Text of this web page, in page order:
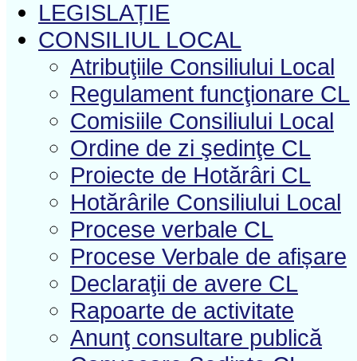
LEGISLAȚIE
CONSILIUL LOCAL
Atribuţiile Consiliului Local
Regulament funcţionare CL
Comisiile Consiliului Local
Ordine de zi şedinţe CL
Proiecte de Hotărâri CL
Hotărârile Consiliului Local
Procese verbale CL
Procese Verbale de afișare
Declaraţii de avere CL
Rapoarte de activitate
Anunţ consultare publică